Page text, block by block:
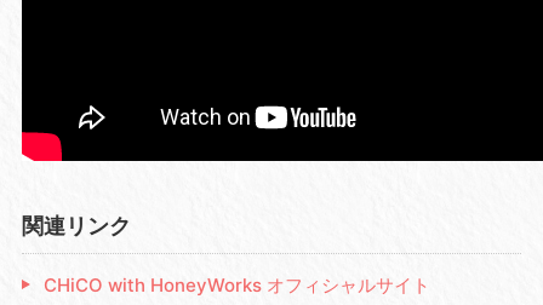
関連リンク
CHiCO with HoneyWorks オフィシャルサイト